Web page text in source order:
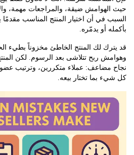
ضيقة، والمراجعات مهمة،
في أن اختيار المنتج المناسب مقدمًا يمكن
أو يدمّره.
لك المنتج الخاطئ مخزوناً بطيء الحركة
ربح تتلاشى بعد الرسوم. لكن المنتج
عملاء متكررين، وترتيب عضوي، وأرباح
بما تختار بيعه.